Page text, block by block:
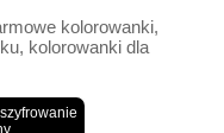
kolorowanki,
kolorowanki dla